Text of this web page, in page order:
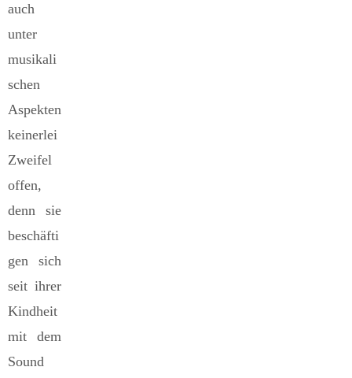
auch
unter
musikali
schen
Aspekten
keinerlei
Zweifel
offen,
denn sie
beschäfti
gen sich
seit ihrer
Kindheit
mit dem
Sound